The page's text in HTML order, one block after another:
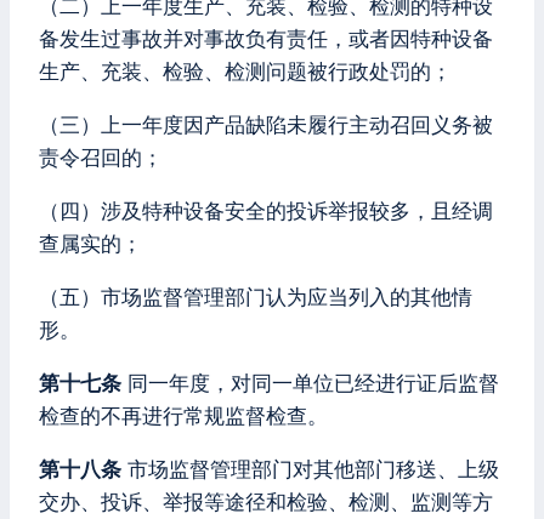
（二）上一年度生产、充装、检验、检测的特种设
备发生过事故并对事故负有责任，或者因特种设备
生产、充装、检验、检测问题被行政处罚的；
（三）上一年度因产品缺陷未履行主动召回义务被
责令召回的；
（四）涉及特种设备安全的投诉举报较多，且经调
查属实的；
（五）市场监督管理部门认为应当列入的其他情
形。
第十七条 同一年度，对同一单位已经进行证后监督
检查的不再进行常规监督检查。
第十八条 市场监督管理部门对其他部门移送、上级
交办、投诉、举报等途径和检验、检测、监测等方